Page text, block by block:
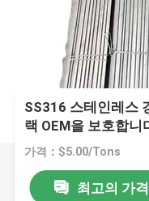
SS316 스테인레스
랙 OEM을 보호합니
가격：$5.00/Tons
최고의 가격